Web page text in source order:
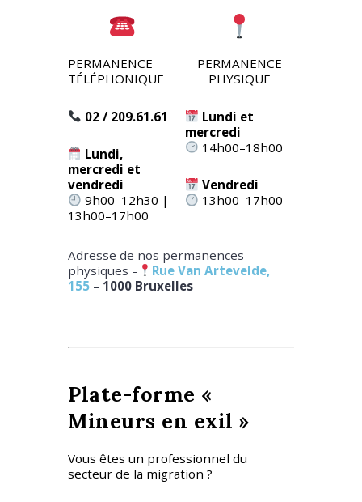
PERMANENCE
TÉLÉPHONIQUE
02 / 209.61.61
Lundi,
mercredi et
vendredi
9h00–12h30 |
13h00–17h00
PERMANENCE
PHYSIQUE
Lundi et
mercredi
14h00–18h00
Vendredi
13h00–17h00
Adresse de nos permanences
physiques –
Rue Van Artevelde,
155 – 1000 Bruxelles
Plate-forme «
Mineurs en exil »
Vous êtes un professionnel du
secteur de la migration ?